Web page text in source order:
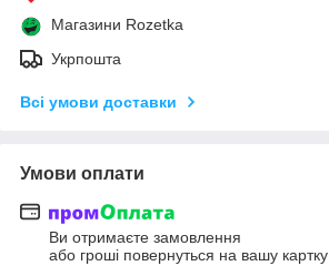
Магазини Rozetka
Укрпошта
Всі умови доставки
Умови оплати
Ви отримаєте замовлення
або гроші повернуться на вашу картку